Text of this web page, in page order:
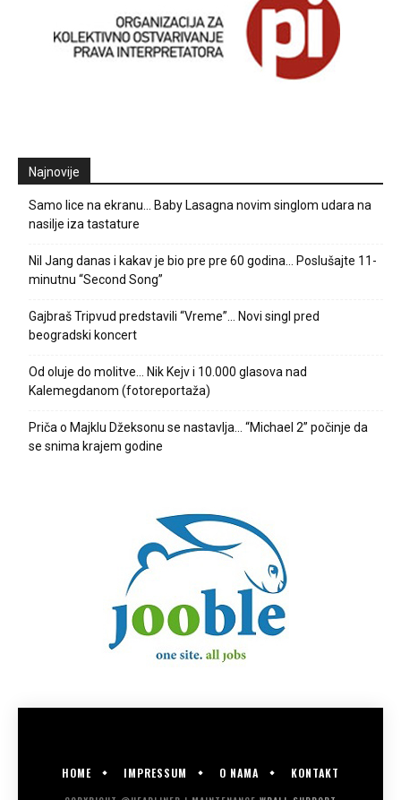
Najnovije
Samo lice na ekranu… Baby Lasagna novim singlom udara na
nasilje iza tastature
Nil Jang danas i kakav je bio pre pre 60 godina… Poslušajte 11-
minutnu “Second Song”
Gajbraš Tripvud predstavili “Vreme”… Novi singl pred
beogradski koncert
Od oluje do molitve… Nik Kejv i 10.000 glasova nad
Kalemegdanom (fotoreportaža)
Priča o Majklu Džeksonu se nastavlja… “Michael 2” počinje da
se snima krajem godine
HOME IMPRESSUM O NAMA KONTAKT